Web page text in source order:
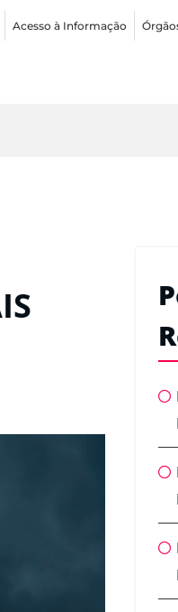
Acesso à Informação